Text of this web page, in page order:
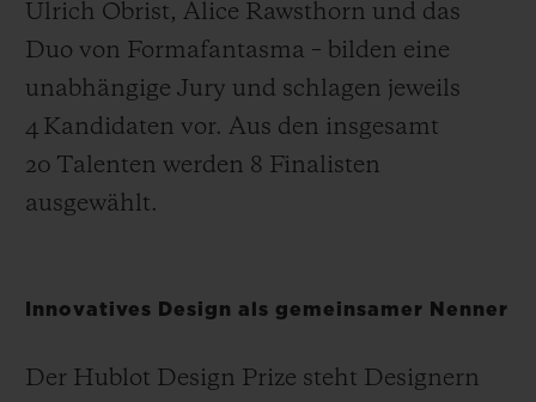
Ulrich Obrist, Alice Rawsthorn und das
Duo von Formafantasma – bilden eine
unabhängige Jury und schlagen jeweils
4 Kandidaten vor. Aus den insgesamt
20 Talenten werden 8 Finalisten
ausgewählt.
Innovatives Design als gemeinsamer Nenner
Der Hublot Design Prize steht Designern